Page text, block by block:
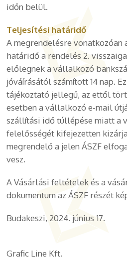
időn belül.
Teljesítési határidő
A megrendelésre vonatkozóan
határidő a rendelés 2.
előlegnek a vállalkozó
jóváírásától számított 14 nap.
tájékoztató jellegű, az ettől
esetben a vállalkozó e-mail
szállítási idő túllépése miatt a
felelősségét kifejezetten
megrendelő a jelen ÁSZF
vesz.
A Vásárlási feltételek és a
dokumentum az ÁSZF részét
Budakeszi, 2024. június 17.
Grafic Line Kft.